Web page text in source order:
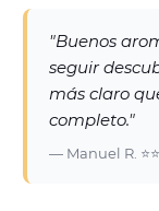
"Buenos
seguir
más claro
completo."
— Manuel R.